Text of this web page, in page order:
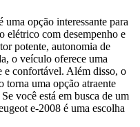
opção interessante para
elétrico com desempenho e
potente, autonomia de
o veículo oferece uma
e confortável. Além disso, o
torna uma opção atraente
você está em busca de um
e-2008 é uma escolha